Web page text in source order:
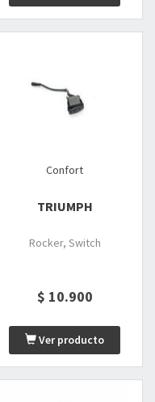
Confort
TRIUMPH
Rocker, Switch
$ 10.900
Ver producto